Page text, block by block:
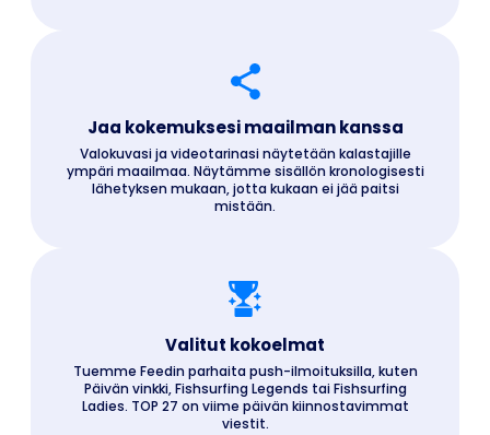
Jaa kokemuksesi maailman kanssa
Valokuvasi ja videotarinasi näytetään kalastajille
ympäri maailmaa. Näytämme sisällön kronologisesti
lähetyksen mukaan, jotta kukaan ei jää paitsi
mistään.
Valitut kokoelmat
Tuemme Feedin parhaita push-ilmoituksilla, kuten
Päivän vinkki, Fishsurfing Legends tai Fishsurfing
Ladies. TOP 27 on viime päivän kiinnostavimmat
viestit.